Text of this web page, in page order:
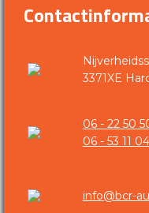
3371XE
06 - 22 50
06 - 53 11
info@bcr-